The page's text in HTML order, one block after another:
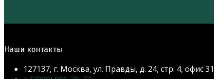
Наши контакты
127137, г. Москва, ул. Правды, д. 24, стр. 4, офис 317